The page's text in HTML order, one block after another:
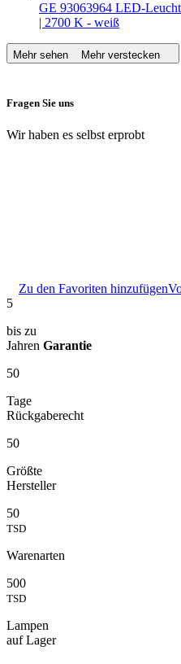
GE 93063964 LED-
| 2700 K - weiß
Mehr sehen Mehr verstecken
Fragen Sie uns
Wir haben es selbst erprobt
Zu den Favoriten hinzufügen
5
bis zu
Jahren Garantie
50
Tage
Rückgaberecht
50
Größte
Hersteller
50
TSD
Warenarten
500
TSD
Lampen
auf Lager